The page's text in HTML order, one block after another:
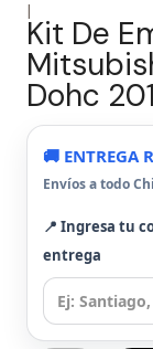
|
Kit De
Dohc
🚚 ENTREGA
Envíos a todo
📍 Ingresa tu
entrega